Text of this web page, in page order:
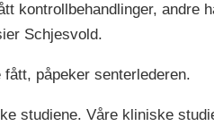
kontrollbehandlinger, andre
Schjesvold.
påpeker senterlederen.
studiene. Våre kliniske